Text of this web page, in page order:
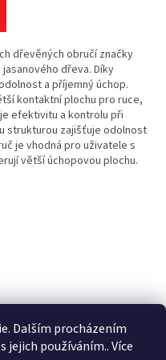
Dalším procházením
jejich používáním.. Více
dřevěných obručí značky
dřeva. Díky
a příjemný úchop.
kontaktní plochu pro ruce,
efektivitu a kontrolu při
strukturou zajišťuje odolnost
je vhodná pro uživatele s
větší úchopovou plochu.